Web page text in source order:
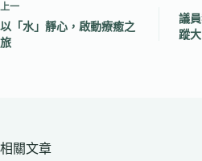
上一
以「水」靜心，啟動療癒之
旅
議
蹤
相關文章